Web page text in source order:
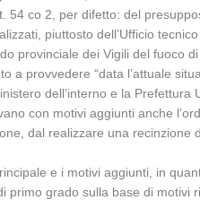
co 2, per difetto: del
piuttosto dell’Ufficio
provinciale dei Vigili del fuoco
provvedere “data l’attuale
dell’interno e la Prefettura
con motivi aggiunti anche
dal realizzare una
e i motivi aggiunti, in
grado sulla base di motivi